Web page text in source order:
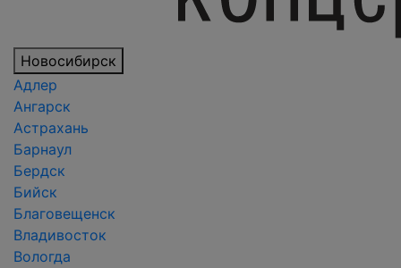
Новосибирск
Адлер
Ангарск
Астрахань
Барнаул
Бердск
Бийск
Благовещенск
Владивосток
Вологда